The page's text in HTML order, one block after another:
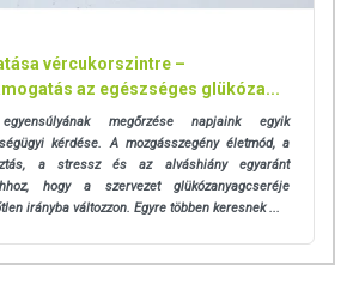
lehet, jelölésük, megjelenítésük, és
vagy gyógyító hatást tulajdonítani.
a kiegyensúlyozott, vegyes étrendet és
A termék nem gyógyít betegségeket!
kezelés helyettesítésére alkalmas!
beszélje meg kezelőorvosával. Az
mennyiséget ne lépje túl! Ne szedje a
vércukorszintre –
az egészséges glükóza...
megőrzése napjaink egyik
kérdése. A mozgásszegény életmód, a
a stressz és az alváshiány egyaránt
hogy a szervezet glükózanyagcseréje
irányba változzon. Egyre többen keresnek ...